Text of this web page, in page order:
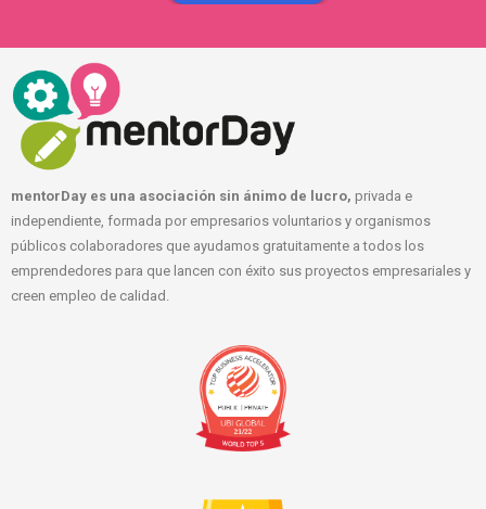
mentorDay es una asociación sin ánimo de lucro, privada e
independiente, formada por empresarios voluntarios y organismos
públicos colaboradores que ayudamos gratuitamente a todos los
emprendedores para que lancen con éxito sus proyectos empresariales y
creen empleo de calidad.